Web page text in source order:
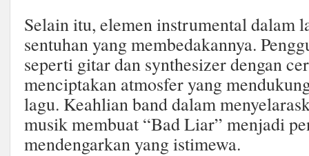
Selain itu, elemen instrumental dalam
sentuhan yang membedakannya.
seperti gitar dan synthesizer dengan
menciptakan atmosfer yang
lagu. Keahlian band dalam
musik membuat “Bad Liar” menjadi
mendengarkan yang istimewa.